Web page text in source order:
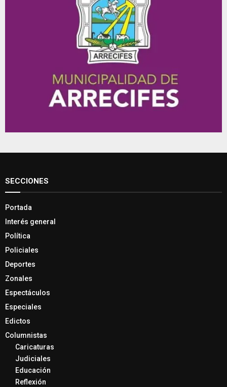
SECCIONES
Portada
Interés general
Política
Policiales
Deportes
Zonales
Espectáculos
Especiales
Edictos
Columnistas
Caricaturas
Judiciales
Educación
Reflexión